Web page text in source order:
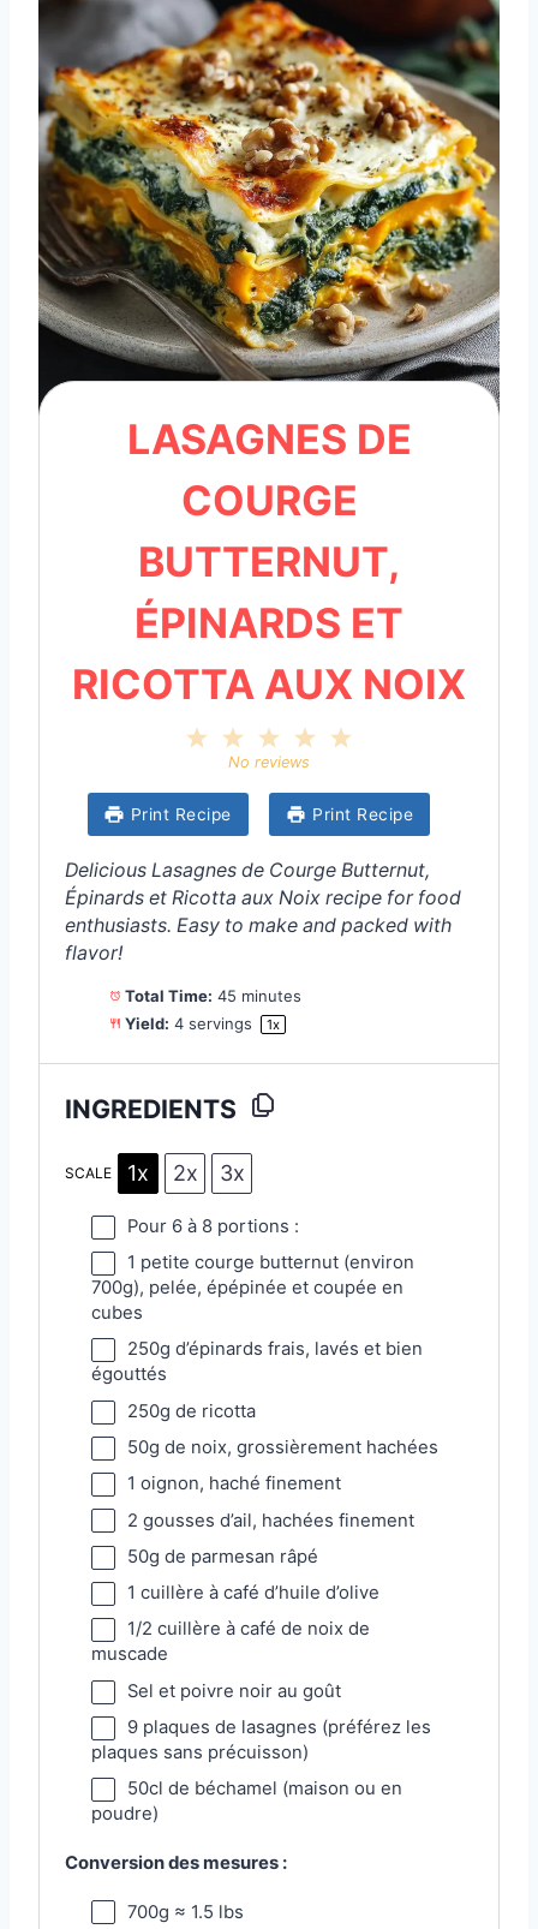
LASAGNES DE
COURGE
BUTTERNUT,
ÉPINARDS ET
RICOTTA AUX NOIX
a
r
s
4
a
r
s
3
S
a
r
s
2
S
a
a
r
No reviews
Print Recipe Print Recipe
Delicious Lasagnes de Courge Butternut,
Épinards et Ricotta aux Noix recipe for food
enthusiasts. Easy to make and packed with
flavor!
Total Time: 45 minutes
Yield: 4servings 1x
INGREDIENTS
SCALE 1x 2x 3x
Pour 6à 8 portions :
1 petite courge butternut (environ
700g), pelée, épépinée et coupée en
cubes
250g d’épinards frais, lavés et bien
égouttés
250g de ricotta
50g de noix, grossièrement hachées
1 oignon, haché finement
2 gousses d’ail, hachées finement
50g de parmesan râpé
1 cuillère à café d’huile d’olive
1/2 cuillère à café de noix de
muscade
Sel et poivre noir au goût
9plaques de lasagnes (préférez les
plaques sans précuisson)
50cl de béchamel (maison ou en
poudre)
Conversion des mesures :
700g ≈ 1.5 lbs